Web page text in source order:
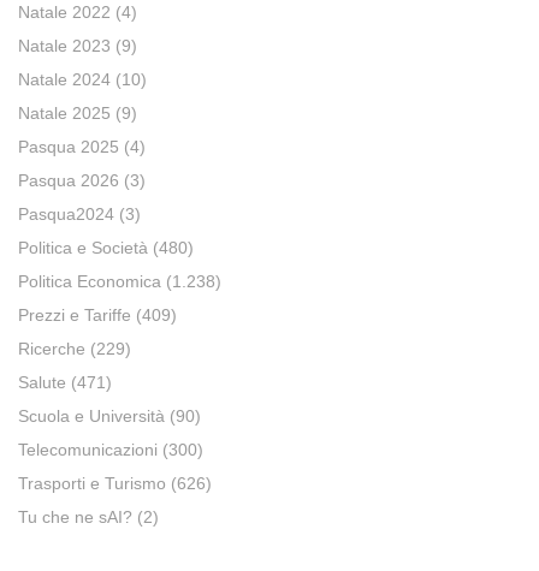
Natale 2022 (4)
Natale 2023 (9)
Natale 2024 (10)
Natale 2025 (9)
Pasqua 2025 (4)
Pasqua 2026 (3)
Pasqua2024 (3)
Politica e Società (480)
Politica Economica (1.238)
Prezzi e Tariffe (409)
Ricerche (229)
Salute (471)
Scuola e Università (90)
Telecomunicazioni (300)
Trasporti e Turismo (626)
Tu che ne sAI? (2)